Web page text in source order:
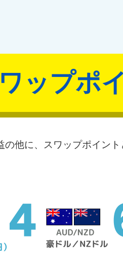
ップポ
他に、スワップポイン